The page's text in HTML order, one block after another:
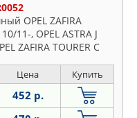
OPEL ZAFIRA
11-, OPEL ASTRA J
ZAFIRA TOURER C
Цена Купить
452 р.